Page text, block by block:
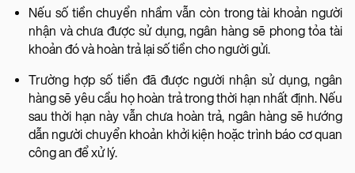
Nếu số tiền chuyển nhầm vẫn còn trong tài khoản người
nhận và chưa được sử dụng, ngân hàng sẽ phong tỏa tài
khoản đó và hoàn trả lại số tiền cho người gửi.
Trường hợp số tiền đã được người nhận sử dụng, ngân
hàng sẽ yêu cầu họ hoàn trả trong thời hạn nhất định. Nếu
sau thời hạn này vẫn chưa hoàn trả, ngân hàng sẽ hướng
dẫn người chuyển khoản khởi kiện hoặc trình báo cơ quan
công an để xử lý.